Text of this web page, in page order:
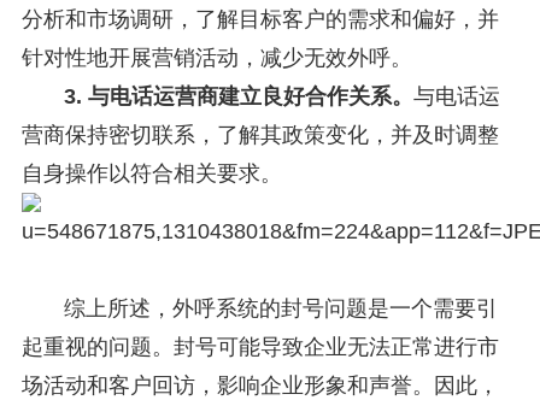
分析和市场调研，了解目标客户的需求和偏好，并
针对性地开展营销活动，减少无效外呼。
3. 与电话运营商建立良好合作关系。 与电话运
营商保持密切联系，了解其政策变化，并及时调整
自身操作以符合相关要求。
综上所述，外呼系统的封号问题是一个需要引
起重视的问题。封号可能导致企业无法正常进行市
场活动和客户回访，影响企业形象和声誉。因此，